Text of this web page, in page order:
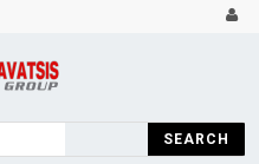
SEARCH